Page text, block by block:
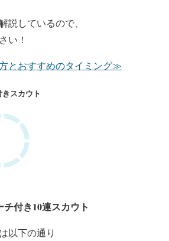
説しているので、
い！
とおすすめのタイミング≫
スカウト
付き10連スカウト
以下の通り